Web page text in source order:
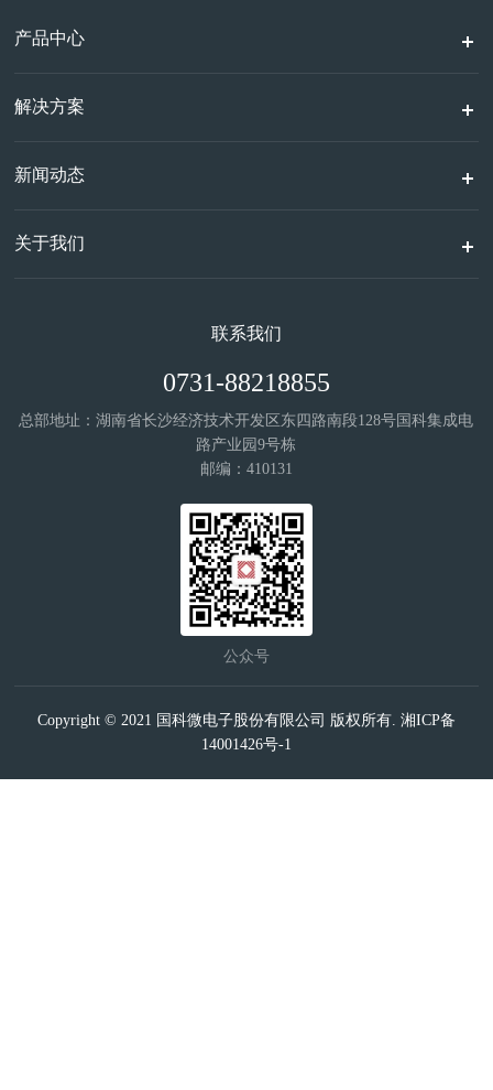
产品中心
解决方案
新闻动态
关于我们
联系我们
0731-88218855
总部地址：湖南省长沙经济技术开发区东四路南段128号国科集成电
路产业园9号栋
邮编：410131
公众号
Copyright © 2021 国科微电子股份有限公司 版权所有. 湘ICP备
14001426号-1